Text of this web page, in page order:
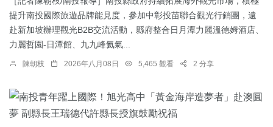
提升南投國際旅遊品牌能見度，參加中彰投苗聯合觀光行銷團，遠
赴新加坡辦理觀光B2B交流活動，縣府整合日月潭力麗溫德姆酒店、
力麗哲園-日潭館、九九峰氦氣...
陳朝枝 2026年八月08日 5,465 觀看 2 分享